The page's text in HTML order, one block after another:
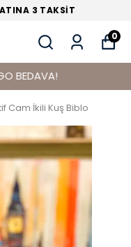
3 TAKSİT
0
Cam İkili Kuş Biblo